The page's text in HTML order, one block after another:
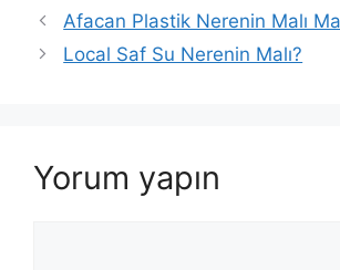
Afacan Plastik Nerenin Malı
Local Saf Su Nerenin Malı?
Yorum yapın